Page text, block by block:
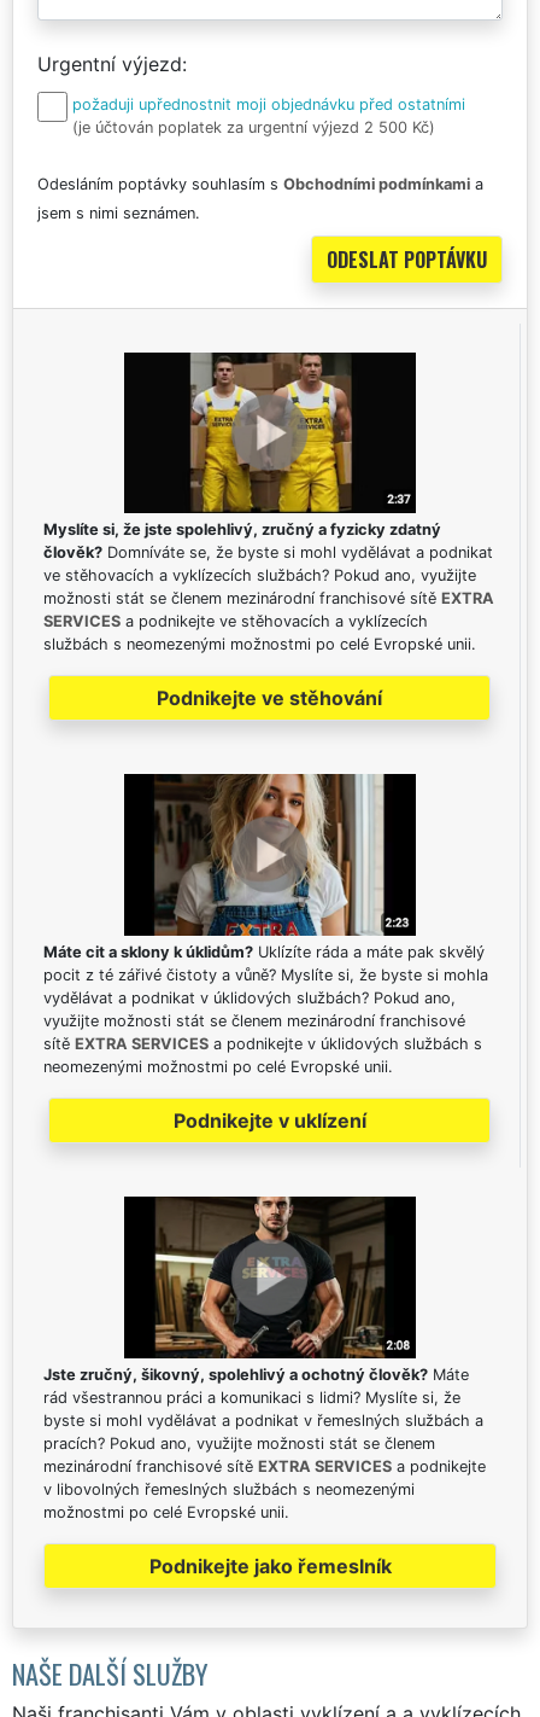
Urgentní výjezd
požaduji upřednostnit moji objednávku před ostatními
(je účtován poplatek za urgentní výjezd 2 500 Kč)
Odesláním poptávky souhlasím s Obchodními podmínkami a
jsem s nimi seznámen.
Myslíte si, že jste spolehlivý, zručný a fyzicky zdatný
člověk? Domníváte se, že byste si mohl vydělávat a podnikat
ve stěhovacích a vyklízecích službách? Pokud ano, využijte
možnosti stát se členem mezinárodní franchisové sítě EXTRA
SERVICES a podnikejte ve stěhovacích a vyklízecích
službách s neomezenými možnostmi po celé Evropské unii.
Podnikejte ve stěhování
Máte cit a sklony k úklidům? Uklízíte ráda a máte pak skvělý
pocit z té zářivé čistoty a vůně? Myslíte si, že byste si mohla
vydělávat a podnikat v úklidových službách? Pokud ano,
využijte možnosti stát se členem mezinárodní franchisové
sítě EXTRA SERVICES a podnikejte v úklidových službách s
neomezenými možnostmi po celé Evropské unii.
Podnikejte v uklízení
Jste zručný, šikovný, spolehlivý a ochotný člověk? Máte
rád všestrannou práci a komunikaci s lidmi? Myslíte si, že
byste si mohl vydělávat a podnikat v řemeslných službách a
pracích? Pokud ano, využijte možnosti stát se členem
mezinárodní franchisové sítě EXTRA SERVICES a podnikejte
v libovolných řemeslných službách s neomezenými
možnostmi po celé Evropské unii.
Podnikejte jako řemeslník
NAŠE DALŠÍ SLUŽBY